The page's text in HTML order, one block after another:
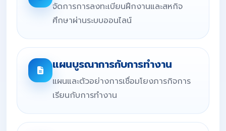
จัดการการลงทะเบียนฝึกงานและสหกิจ
ศึกษาผ่านระบบออนไลน์
แผนบูรณาการกับการทำงาน
แผนและตัวอย่างการเชื่อมโยงภารกิจการ
เรียนกับการทำงาน